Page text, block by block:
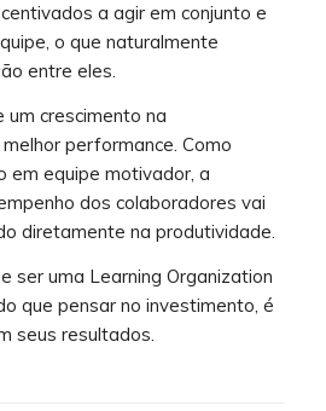
a agir em conjunto e
o que naturalmente
entre eles.
um crescimento na
performance. Como
em equipe motivador, a
dos colaboradores vai
diretamente na produtividade.
ser uma Learning Organization
que pensar no investimento, é
seus resultados.